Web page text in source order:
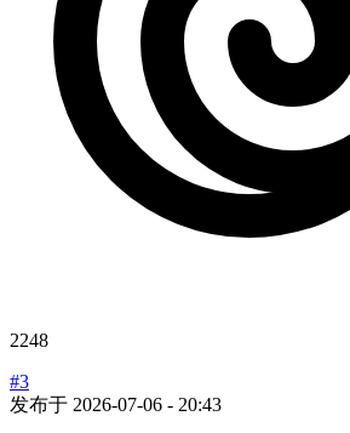
2248
#3
发布于 2026-07-06 - 20:43